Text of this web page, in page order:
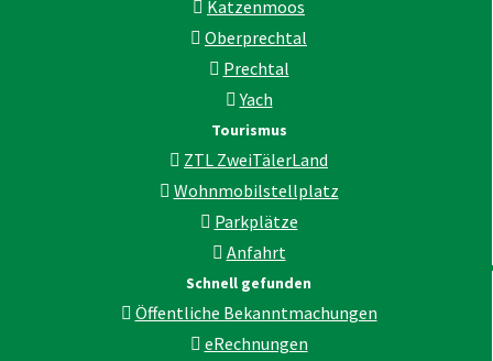
Katzenmoos
Oberprechtal
Prechtal
Yach
Tourismus
ZTL ZweiTälerLand
Wohnmobilstellplatz
Parkplätze
Anfahrt
Schnell gefunden
Öffentliche Bekanntmachungen
eRechnungen